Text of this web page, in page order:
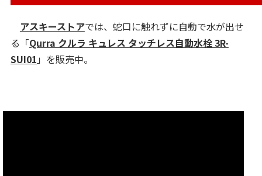
アスキーストアでは、蛇口に触れずに自動で水が出せ
る「Qurra クルラ キュレス タッチレス自動水栓 3R-
SUI01 」を販売中。